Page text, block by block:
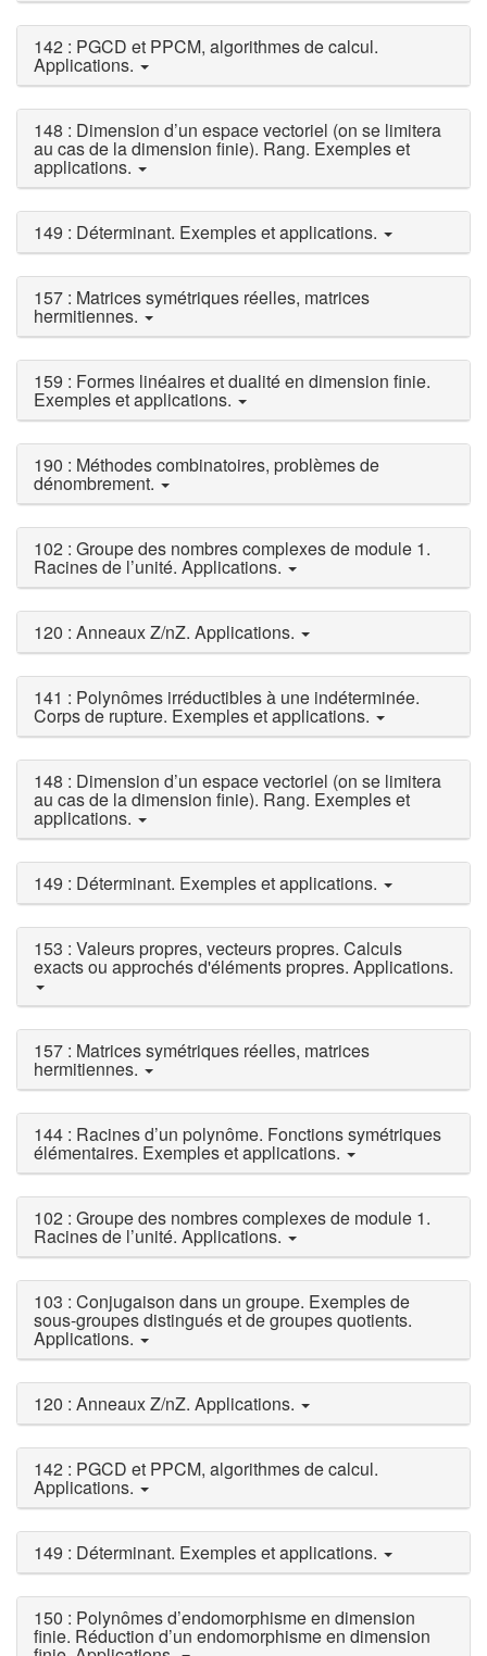
142 : PGCD et PPCM, algorithmes de calcul.
Applications.
148 : Dimension d’un espace vectoriel (on se limitera
au cas de la dimension finie). Rang. Exemples et
applications.
149 : Déterminant. Exemples et applications.
157 : Matrices symétriques réelles, matrices
hermitiennes.
159 : Formes linéaires et dualité en dimension finie.
Exemples et applications.
190 : Méthodes combinatoires, problèmes de
dénombrement.
102 : Groupe des nombres complexes de module 1.
Racines de l’unité. Applications.
120 : Anneaux Z/nZ. Applications.
141 : Polynômes irréductibles à une indéterminée.
Corps de rupture. Exemples et applications.
148 : Dimension d’un espace vectoriel (on se limitera
au cas de la dimension finie). Rang. Exemples et
applications.
149 : Déterminant. Exemples et applications.
153 : Valeurs propres, vecteurs propres. Calculs
exacts ou approchés d'éléments propres. Applications.
157 : Matrices symétriques réelles, matrices
hermitiennes.
144 : Racines d’un polynôme. Fonctions symétriques
élémentaires. Exemples et applications.
102 : Groupe des nombres complexes de module 1.
Racines de l’unité. Applications.
103 : Conjugaison dans un groupe. Exemples de
sous-groupes distingués et de groupes quotients.
Applications.
120 : Anneaux Z/nZ. Applications.
142 : PGCD et PPCM, algorithmes de calcul.
Applications.
149 : Déterminant. Exemples et applications.
150 : Polynômes d’endomorphisme en dimension
finie. Réduction d’un endomorphisme en dimension